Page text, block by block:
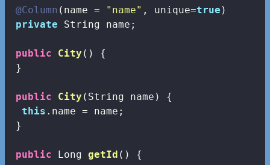
@Column (name = "name" , unique=true )
private String name;
public City ()
{
}
public City (String name)
{
this .name = name;
}
public Long getId ()
{